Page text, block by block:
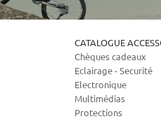
CATALOGUE
Chèques cadeaux
Eclairage - Securité
Electronique
Multimédias
Protections